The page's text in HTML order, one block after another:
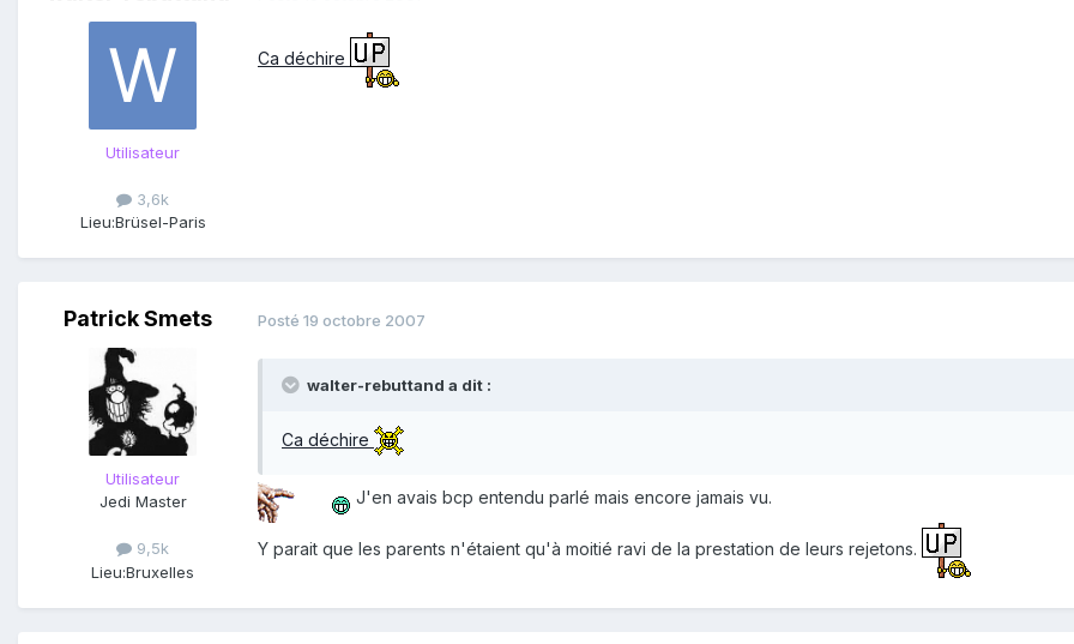
Utilisateur
3,6k
Lieu:Brüsel-Paris
Ca déchire
Patrick Smets
Utilisateur
Jedi Master
9,5k
Lieu:Bruxelles
Posté 19 octobre 2007
walter-rebuttand a dit :
Ca déchire
J'en avais bcp entendu parlé mais encore jamais vu.
Y parait que les parents n'étaient qu'à moitié ravi de la prestation de leurs rejetons.